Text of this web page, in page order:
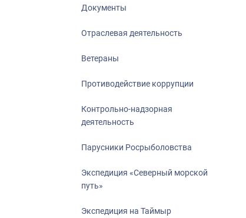
Документы
Отраслевая деятельность
Ветераны
Противодействие коррупции
Контрольно-надзорная
деятельность
Парусники Росрыболовства
Экспедиция «Северный морской
путь»
Экспедиция на Таймыр